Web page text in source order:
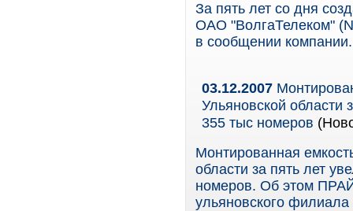
За пять лет со дня
ОАО "ВолгаТелеком"
в сообщении компании.
03.12.2007
Ульяновской области
355 тыс номеров
Монтированная
области за пять лет
номеров. Об этом
ульяновского